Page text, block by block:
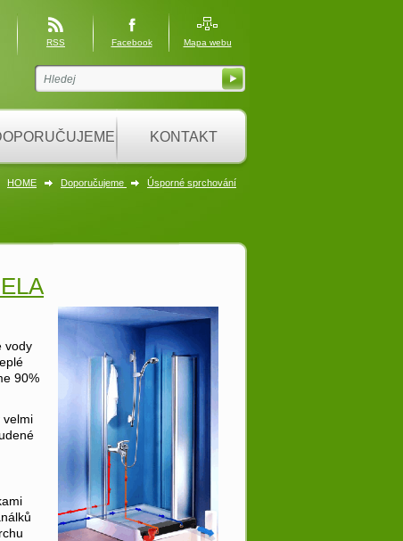
RSS Facebook Mapa webu
KONTAKT
HOME Doporučujeme Úsporné sprchování
vody
90%
velmi